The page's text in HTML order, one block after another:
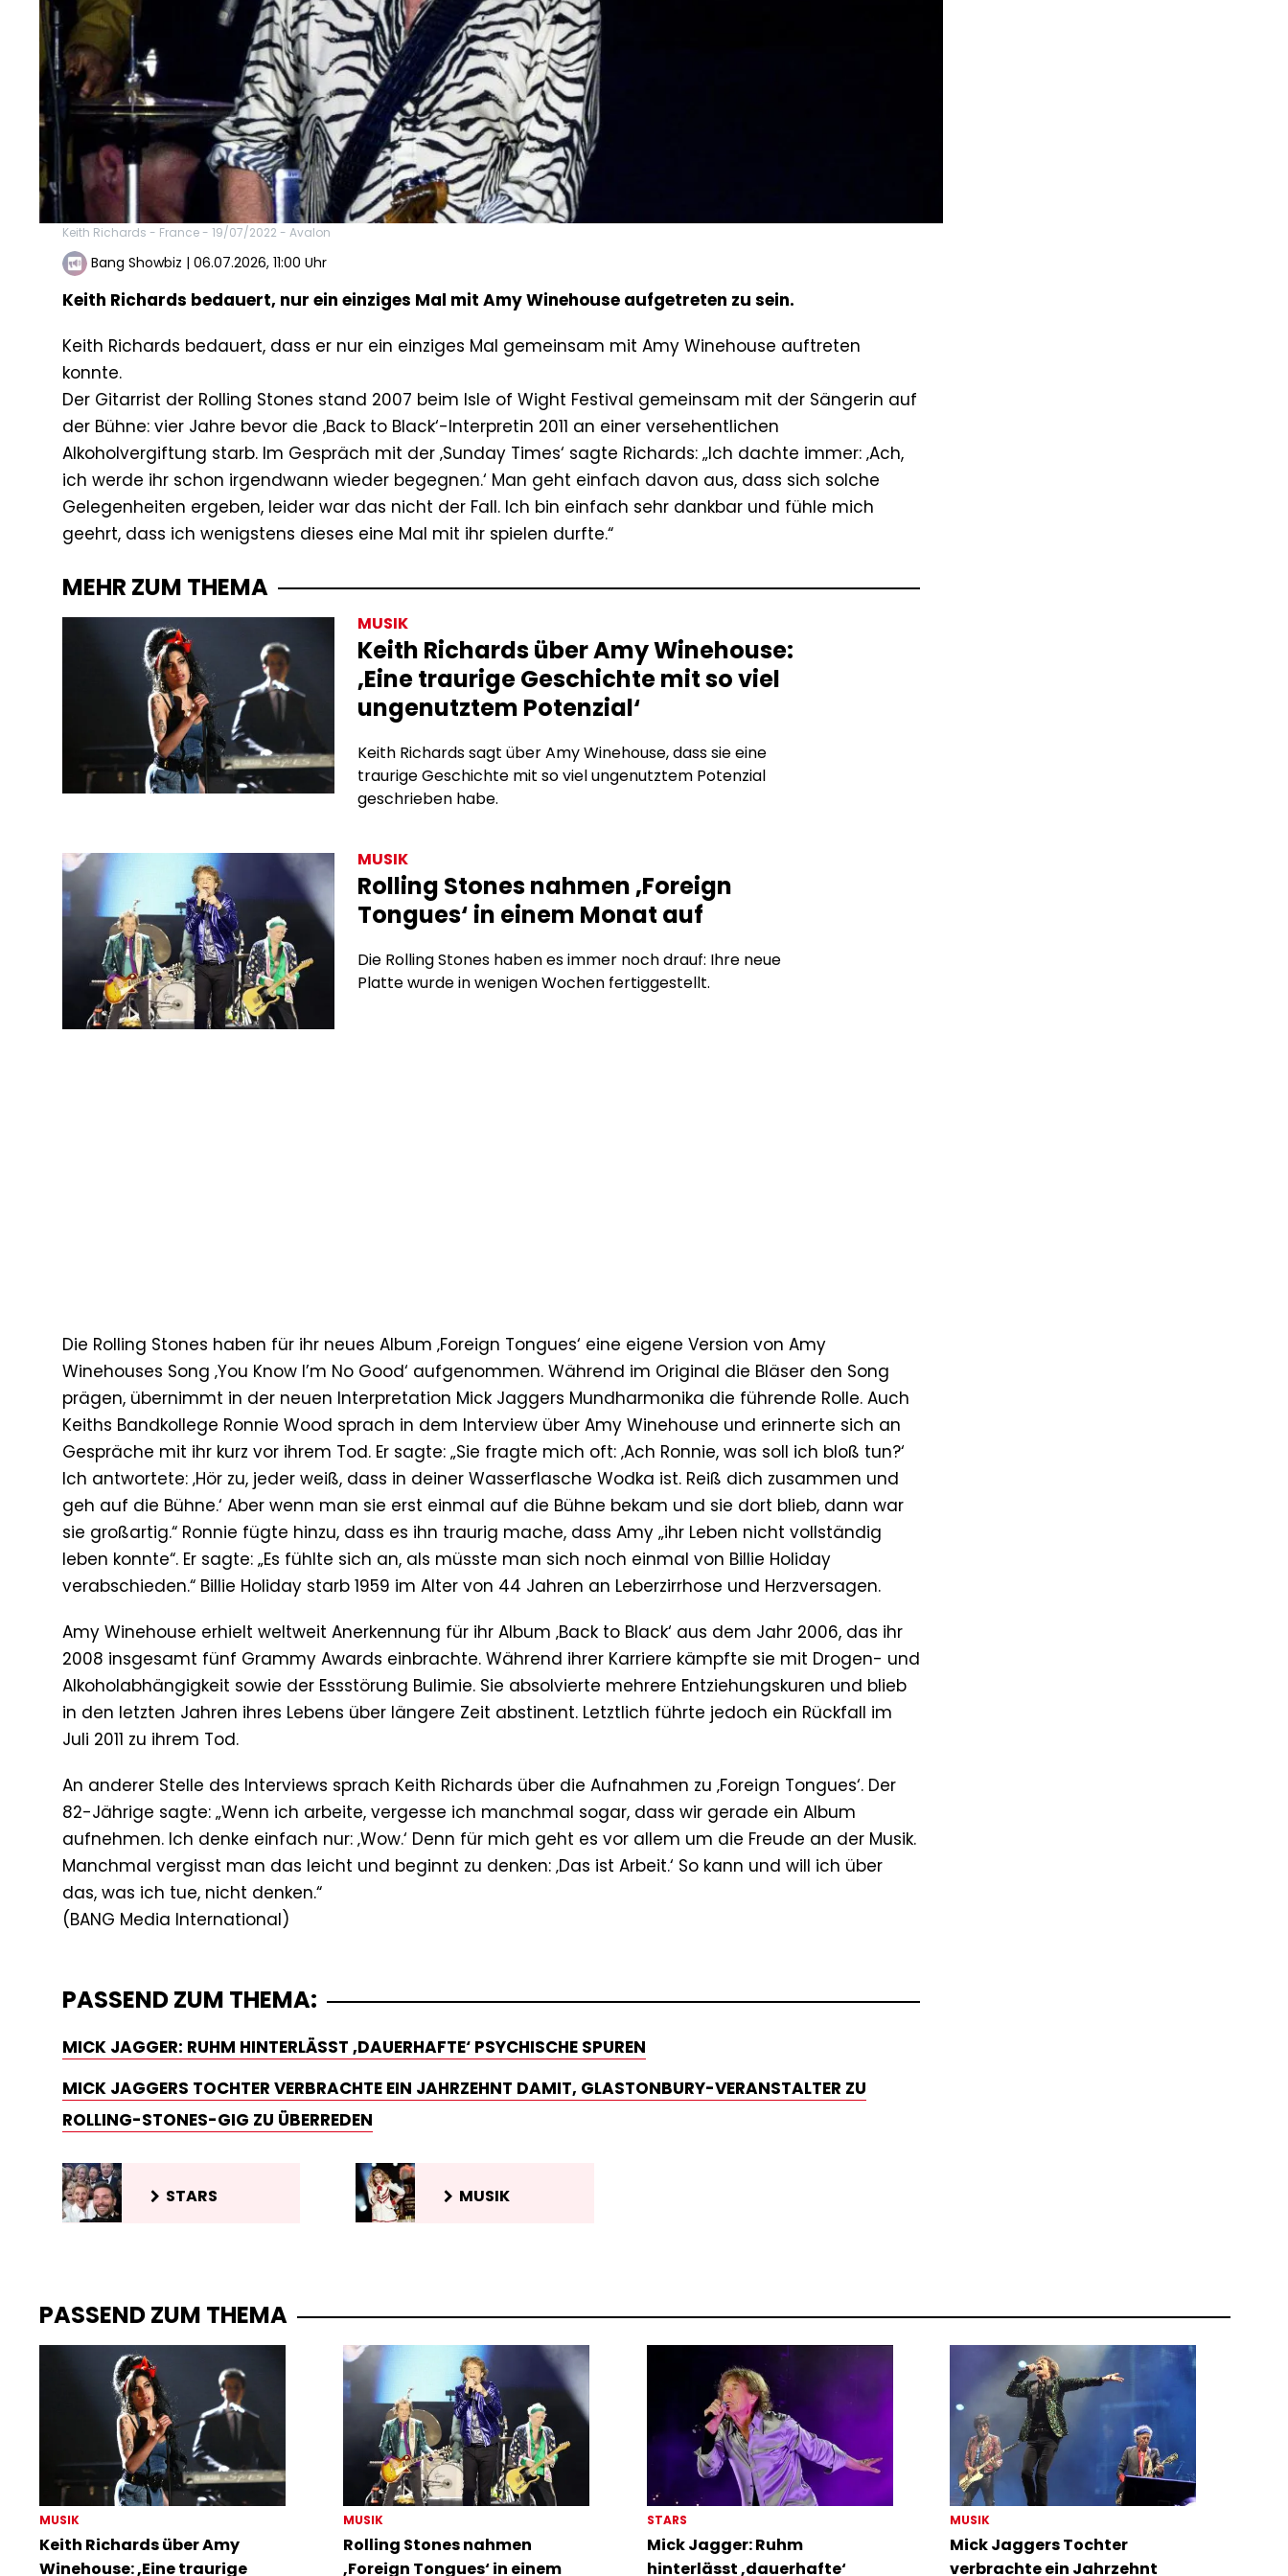
Keith Richards - France - 19/07/2022 - Avalon
Bang Showbiz | 06.07.2026, 11:00 Uhr
Keith Richards bedauert, nur ein einziges Mal mit Amy Winehouse aufgetreten zu sein.
Keith Richards bedauert, dass er nur ein einziges Mal gemeinsam mit Amy Winehouse auftreten
konnte.
Der Gitarrist der Rolling Stones stand 2007 beim Isle of Wight Festival gemeinsam mit der Sängerin auf
der Bühne: vier Jahre bevor die ‚Back to Black‘-Interpretin 2011 an einer versehentlichen
Alkoholvergiftung starb. Im Gespräch mit der ‚Sunday Times‘ sagte Richards: „Ich dachte immer: ‚Ach,
ich werde ihr schon irgendwann wieder begegnen.‘ Man geht einfach davon aus, dass sich solche
Gelegenheiten ergeben, leider war das nicht der Fall. Ich bin einfach sehr dankbar und fühle mich
geehrt, dass ich wenigstens dieses eine Mal mit ihr spielen durfte.“
MEHR ZUM THEMA
MUSIK
Keith Richards über Amy Winehouse:
‚Eine traurige Geschichte mit so viel
ungenutztem Potenzial‘
Keith Richards sagt über Amy Winehouse, dass sie eine
traurige Geschichte mit so viel ungenutztem Potenzial
geschrieben habe.
MUSIK
Rolling Stones nahmen ‚Foreign
Tongues‘ in einem Monat auf
Die Rolling Stones haben es immer noch drauf: Ihre neue
Platte wurde in wenigen Wochen fertiggestellt.
Die Rolling Stones haben für ihr neues Album ‚Foreign Tongues‘ eine eigene Version von Amy
Winehouses Song ‚You Know I’m No Good‘ aufgenommen. Während im Original die Bläser den Song
prägen, übernimmt in der neuen Interpretation Mick Jaggers Mundharmonika die führende Rolle. Auch
Keiths Bandkollege Ronnie Wood sprach in dem Interview über Amy Winehouse und erinnerte sich an
Gespräche mit ihr kurz vor ihrem Tod. Er sagte: „Sie fragte mich oft: ‚Ach Ronnie, was soll ich bloß tun?‘
Ich antwortete: ‚Hör zu, jeder weiß, dass in deiner Wasserflasche Wodka ist. Reiß dich zusammen und
geh auf die Bühne.‘ Aber wenn man sie erst einmal auf die Bühne bekam und sie dort blieb, dann war
sie großartig.“ Ronnie fügte hinzu, dass es ihn traurig mache, dass Amy „ihr Leben nicht vollständig
leben konnte“. Er sagte: „Es fühlte sich an, als müsste man sich noch einmal von Billie Holiday
verabschieden.“ Billie Holiday starb 1959 im Alter von 44 Jahren an Leberzirrhose und Herzversagen.
Amy Winehouse erhielt weltweit Anerkennung für ihr Album ‚Back to Black‘ aus dem Jahr 2006, das ihr
2008 insgesamt fünf Grammy Awards einbrachte. Während ihrer Karriere kämpfte sie mit Drogen- und
Alkoholabhängigkeit sowie der Essstörung Bulimie. Sie absolvierte mehrere Entziehungskuren und blieb
in den letzten Jahren ihres Lebens über längere Zeit abstinent. Letztlich führte jedoch ein Rückfall im
Juli 2011 zu ihrem Tod.
An anderer Stelle des Interviews sprach Keith Richards über die Aufnahmen zu ‚Foreign Tongues‘. Der
82-Jährige sagte: „Wenn ich arbeite, vergesse ich manchmal sogar, dass wir gerade ein Album
aufnehmen. Ich denke einfach nur: ‚Wow.‘ Denn für mich geht es vor allem um die Freude an der Musik.
Manchmal vergisst man das leicht und beginnt zu denken: ‚Das ist Arbeit.‘ So kann und will ich über
das, was ich tue, nicht denken.“
PASSEND ZUM THEMA:
MICK JAGGER: RUHM HINTERLÄSST ‚DAUERHAFTE‘ PSYCHISCHE SPUREN
MICK JAGGERS TOCHTER VERBRACHTE EIN JAHRZEHNT DAMIT, GLASTONBURY-VERANSTALTER ZU
ROLLING-STONES-GIG ZU ÜBERREDEN
STARS MUSIK
PASSEND ZUM THEMA
MUSIK
Keith Richards über Amy
Winehouse: ‚Eine traurige
MUSIK
Rolling Stones nahmen
‚Foreign Tongues‘ in einem
STARS
Mick Jagger: Ruhm
hinterlässt ‚dauerhafte‘
MUSIK
Mick Jaggers Tochter
verbrachte ein Jahrzehnt